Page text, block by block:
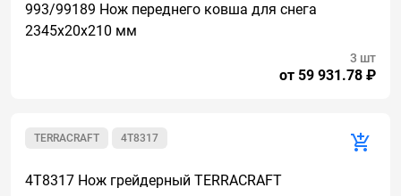
993/99189 Нож переднего ковша для снега
2345x20x210 мм
от 59 931.78 ₽
3 шт
4T8317
TERRACRAFT
4T8317 Нож грейдерный TERRACRAFT